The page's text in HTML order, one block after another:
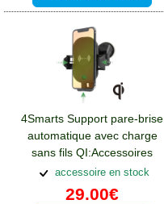
4Smarts Support pare-brise
automatique avec charge
sans fils QI:Accessoires
Xiaomi 14 Ultra
accessoire en stock
29.00€